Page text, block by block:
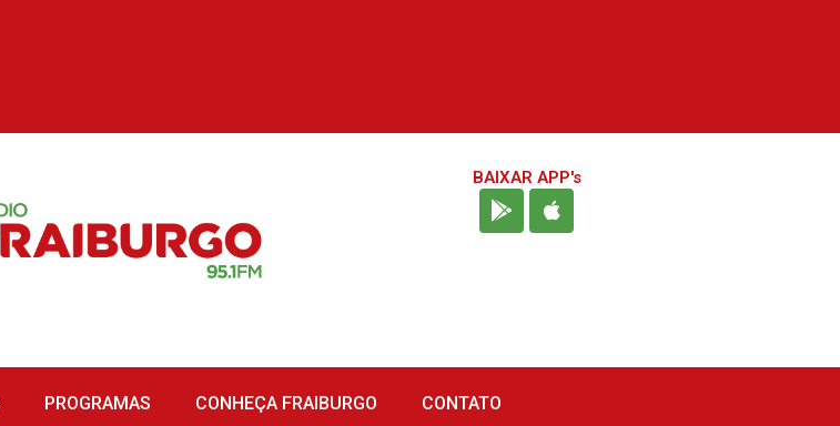
BAIXAR APP's
PROGRAMAS CONHEÇA FRAIBURGO CONTATO